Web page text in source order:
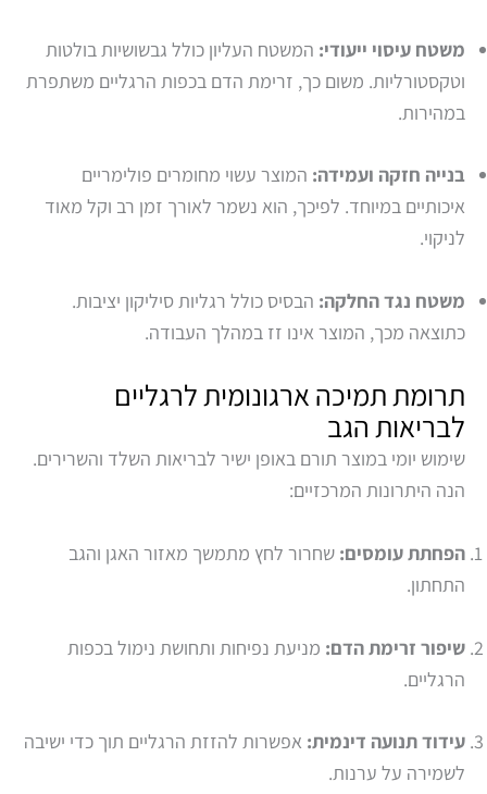
משטח עיסוי ייעודי: המשטח העליון כולל גבשושיות בולטות
וטקסטורליות. משום כך, זרימת הדם בכפות הרגליים משתפרת
במהירות.
בנייה חזקה ועמידה: המוצר עשוי מחומרים פולימריים
איכותיים במיוחד. לפיכך, הוא נשמר לאורך זמן רב וקל מאוד
לניקוי.
משטח נגד החלקה: הבסיס כולל רגליות סיליקון יציבות.
כתוצאה מכך, המוצר אינו זז במהלך העבודה.
תרומת תמיכה ארגונומית לרגליים
לבריאות הגב
שימוש יומי במוצר תורם באופן ישיר לבריאות השלד והשרירים.
הנה היתרונות המרכזיים:
הפחתת עומסים: שחרור לחץ מתמשך מאזור האגן והגב
התחתון.
שיפור זרימת הדם: מניעת נפיחות ותחושת נימול בכפות
הרגליים.
עידוד תנועה דינמית: אפשרות להזזת הרגליים תוך כדי ישיבה
לשמירה על ערנות.